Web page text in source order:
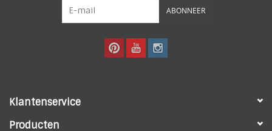
ABONNEER
Klantenservice
Producten